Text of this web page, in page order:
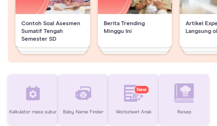
Contoh Soal Asesmen
Sumatif Tengah
Semester SD
Berita Trending
Minggu Ini
Artikel
Langsung
Kalkulator masa subur Baby Name Finder
New
Worksheet Anak Resep